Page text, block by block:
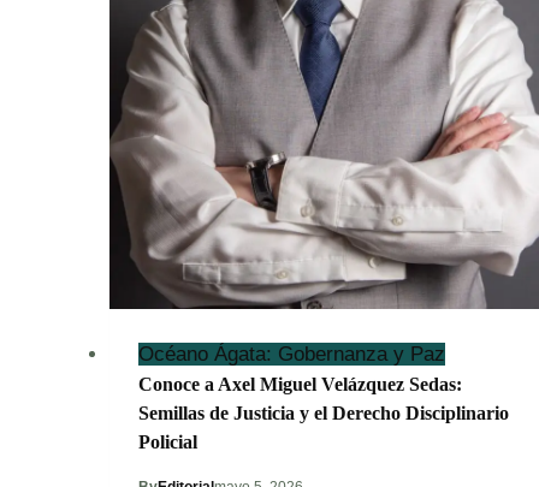
Océano Ágata: Gobernanza y Paz
Conoce a Axel Miguel Velázquez Sedas:
Semillas de Justicia y el Derecho Disciplinario
Policial